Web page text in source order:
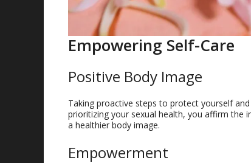
Empowering Self-Care
Positive Body Image
Taking proactive steps to protect yourself
prioritizing your sexual health, you affirm the
a healthier body image.
Empowerment